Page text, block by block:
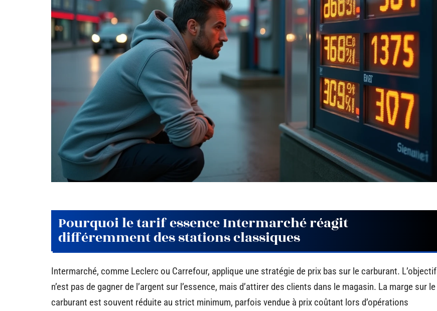
Pourquoi le tarif essence Intermarché réagit
différemment des stations classiques
Intermarché, comme Leclerc ou Carrefour, applique une stratégie de prix bas sur le carburant. L’objectif
n’est pas de gagner de l’argent sur l’essence, mais d’attirer des clients dans le magasin. La marge sur le
carburant est souvent réduite au strict minimum, parfois vendue à prix coûtant lors d’opérations